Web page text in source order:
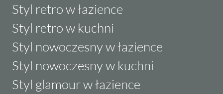
Styl retro w łazience
Styl retro w kuchni
Styl nowoczesny w łazience
Styl nowoczesny w kuchni
Styl glamour w łazience